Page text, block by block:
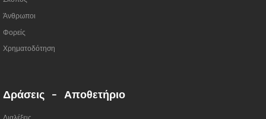
Άνθρωποι
Φορείς
Χρηματοδότηση
Δράσεις - Αποθετήριο